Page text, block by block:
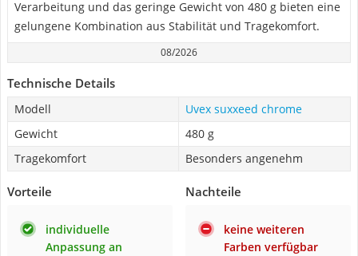
Verarbeitung und das geringe Gewicht von 480 g bieten eine
gelungene Kombination aus Stabilität und Tragekomfort.
08/2026
Technische Details
Modell
Uvex suxxeed chrome
Gewicht
480 g
Tragekomfort
Besonders angenehm
Vorteile
individuelle
Anpassung an
Nachteile
keine weiteren
Farben verfügbar